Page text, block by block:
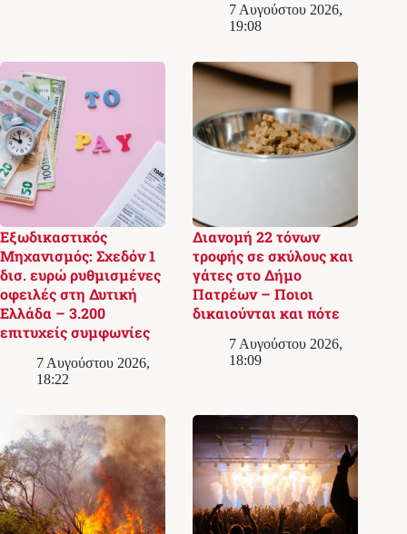
7 Αυγούστου 2026,
19:08
Εξωδικαστικός
Μηχανισμός: Σχεδόν 1
δισ. ευρώ ρυθμισμένες
οφειλές στη Δυτική
Ελλάδα – 3.200
επιτυχείς συμφωνίες
7 Αυγούστου 2026,
18:22
Διανομή 22 τόνων
τροφής σε σκύλους και
γάτες στο Δήμο
Πατρέων – Ποιοι
δικαιούνται και πότε
7 Αυγούστου 2026,
18:09